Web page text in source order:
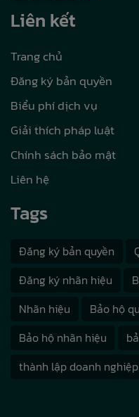
Liên kết
Trang chủ
Đăng ký bản quyền
Biểu phí dịch vụ
Giải thích pháp luật
Chính sách bảo mật
Liên hệ
Tags
Đăng ký bản quyền
Đăng ký nhãn hiệu
Nhãn hiệu
Bảo hộ
Bảo hộ nhãn hiệu
thành lập doanh nghiệp